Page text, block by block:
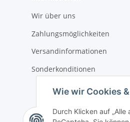
Wie wir Cookies
Durch Klicken auf
Wir über uns
Zahlungsmöglichkeiten
Versandinformationen
Sonderkonditionen